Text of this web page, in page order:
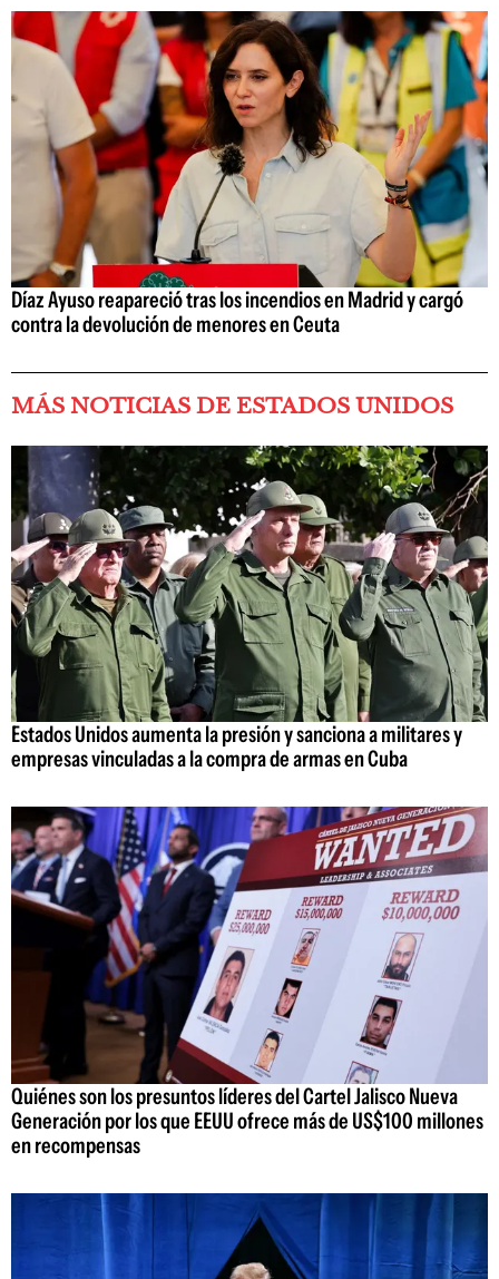
Díaz Ayuso reapareció tras los incendios en Madrid y cargó
contra la devolución de menores en Ceuta
MÁS NOTICIAS DE ESTADOS UNIDOS
Estados Unidos aumenta la presión y sanciona a militares y
empresas vinculadas a la compra de armas en Cuba
Quiénes son los presuntos líderes del Cartel Jalisco Nueva
Generación por los que EEUU ofrece más de US$100 millones
en recompensas